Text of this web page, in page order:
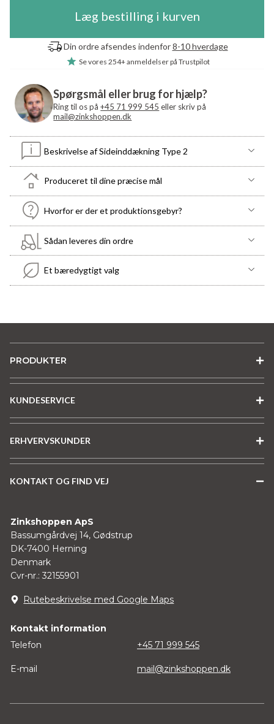
Læg bestilling i kurven
Din ordre afsendes indenfor8-10 hverdage
Se vores 254+ anmeldelserpå Trustpilot
Spørgsmål eller brug for hjælp?
Ring til os på+45 71 999 545 eller skriv på
mail@zinkshoppen.dk
Beskrivelse af Sideinddækning Type 2
Produceret til dine præcise mål
Hvorfor er der et produktionsgebyr?
Sådan leveres din ordre
Et bæredygtigt valg
PRODUKTER
KUNDESERVICE
ERHVERVSKUNDER
KONTAKT OG FIND VEJ
Zinkshoppen ApS
Bassumgårdvej 14, Gødstrup
DK-7400 Herning
Denmark
Cvr-nr.: 32155901
Rutebeskrivelse med Google Maps
Kontakt information
Telefon
E-mail
+45 71 999 545
mail@zinkshoppen.dk